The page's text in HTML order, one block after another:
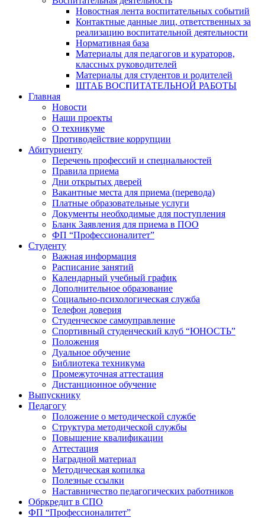
Новостная лента воспитательных событий
Контактные данные лиц, ответственных за
реализацию воспитательной деятельности
Нормативная база
Материалы для педагогов и кураторов,
классных руководителей
Материалы для студентов и родителей
ШТАБ ВОСПИТАТЕЛЬНОЙ РАБОТЫ
Главная
Новости
Наши проекты
О техникуме
Противодействие коррупции
Абитуриенту
Перечень профессий и специальностей
Правила приема
Дни открытых дверей
Вакантные места для приема (перевода)
Платные образовательные услуги
Документы необходимые для поступления
Бланк Заявления для приема в ПОО
ФП “Профессионалитет”
Студенту
Важная информация
Расписание занятий
Календарный учебный график
Дополнительное образование
Социально-психологическая служба
Телефон доверия
Студенческое самоуправление
Спортивный студенческий клуб “ЮНОСТЬ”
Положения
Дуальное обучение
Библиотека техникума
Промежуточная аттестация
Дистанционное обучение
Выпускнику
Педагогу
Положение о методической службе
Структура методической службы
Повышение квалификации
Аттестация
Наградной материал
Методическая копилка
Полезные ссылки
Наставничество педагогических работников
Обркредит в СПО
ФП “Профессионалитет”